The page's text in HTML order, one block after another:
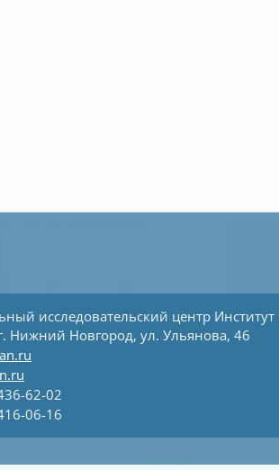
исследовательский центр
Нижний Новгород, ул. Ульянова, 46
62-02
06-16